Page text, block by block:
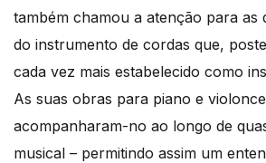
também chamou a atenção para as
do instrumento de cordas que,
cada vez mais estabelecido como
As suas obras para piano e
acompanharam-no ao longo de
musical – permitindo assim um